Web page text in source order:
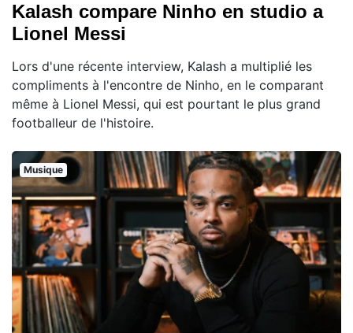
Kalash compare Ninho en studio a
Lionel Messi
Lors d'une récente interview, Kalash a multiplié les
compliments à l'encontre de Ninho, en le comparant
même à Lionel Messi, qui est pourtant le plus grand
footballeur de l'histoire.
Musique